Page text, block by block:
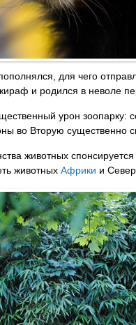
для чего
и родился в неволе
урон зоопарку:
во Вторую существенно
животных
животных Африки и